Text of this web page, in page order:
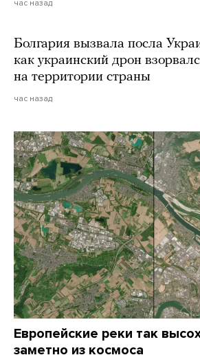
час назад
Болгария вызвала посла
как украинский дрон
на территории страны
час назад
Европейские реки так
заметно из космоса